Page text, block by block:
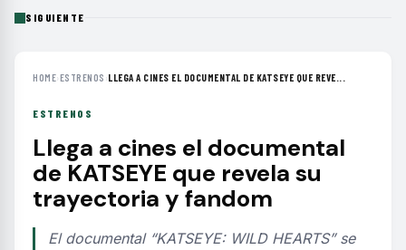
SIGUIENTE
HOME›ESTRENOS ›LLEGA A CINES EL DOCUMENTAL DE KATSEYE QUE REVE...
ESTRENOS
Llega a cines el documental
de KATSEYE que revela su
trayectoria y fandom
El documental “KATSEYE: WILD HEARTS” se